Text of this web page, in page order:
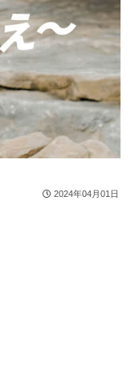
2024年04月01日